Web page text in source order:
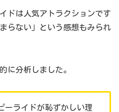
ドは人気アトラクションです
らない」という感想もみられ
に分析しました。
ーライドが恥ずかしい理